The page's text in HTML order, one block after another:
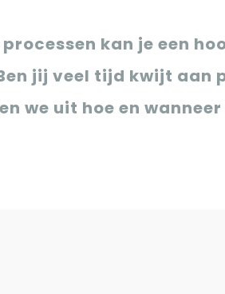
kan je een
jij veel tijd kwijt aan
we uit hoe en